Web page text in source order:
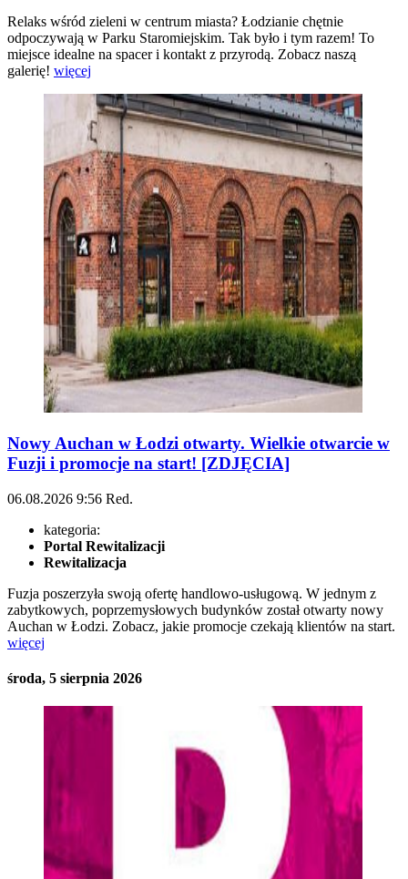
Relaks wśród zieleni w centrum miasta? Łodzianie chętnie
odpoczywają w Parku Staromiejskim. Tak było i tym razem! To
miejsce idealne na spacer i kontakt z przyrodą. Zobacz naszą
galerię! więcej
Nowy Auchan w Łodzi otwarty. Wielkie otwarcie w
Fuzji i promocje na start! [ZDJĘCIA]
06.08.2026 9:56 Red.
kategoria:
Portal Rewitalizacji
Rewitalizacja
Fuzja poszerzyła swoją ofertę handlowo-usługową. W jednym z
zabytkowych, poprzemysłowych budynków został otwarty nowy
Auchan w Łodzi. Zobacz, jakie promocje czekają klientów na start.
więcej
środa, 5 sierpnia 2026